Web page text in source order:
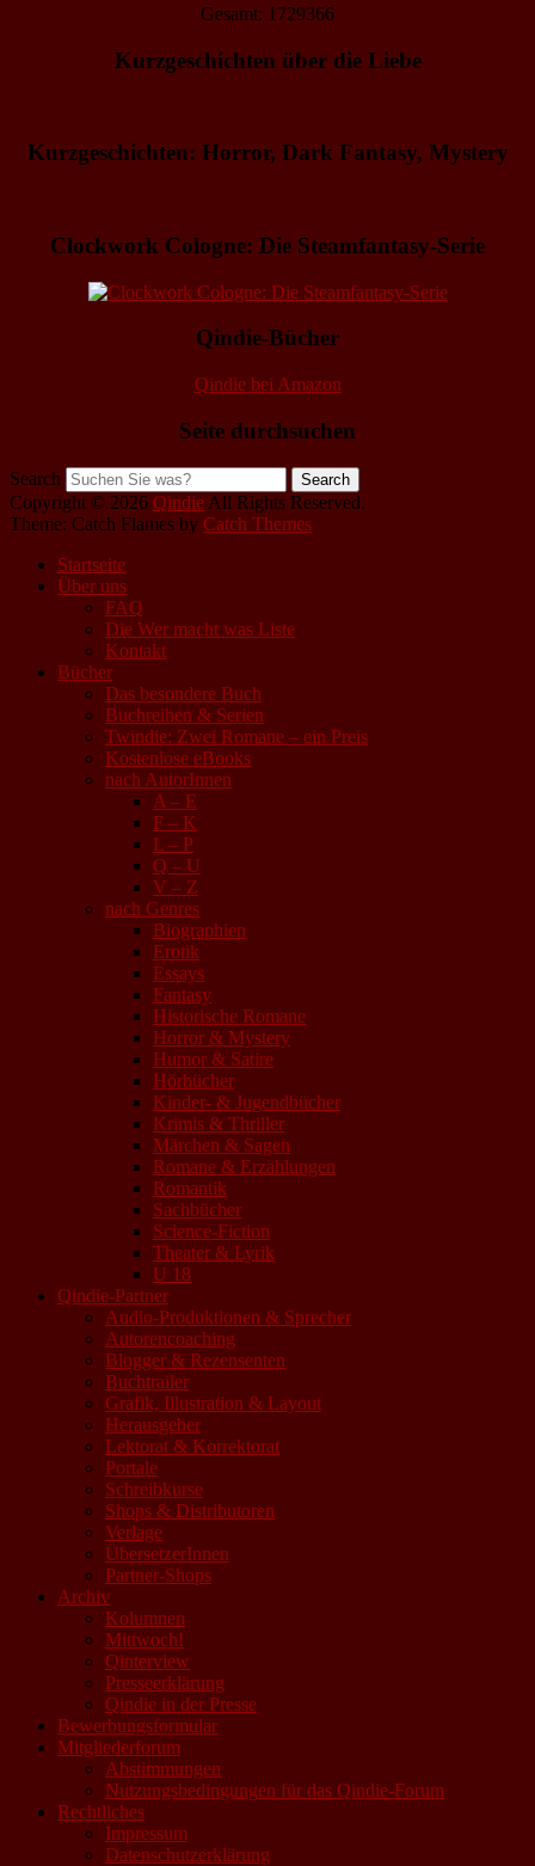
Gesamt: 1729366
Kurzgeschichten über die Liebe
Kurzgeschichten: Horror, Dark Fantasy, Mystery
Clockwork Cologne: Die Steamfantasy-Serie
Qindie-Bücher
Qindie bei Amazon
Seite durchsuchen
Search
Copyright © 2026 Qindie All Rights Reserved.
Theme: Catch Flames by Catch Themes
Startseite
Über uns
FAQ
Die Wer macht was Liste
Kontakt
Bücher
Das besondere Buch
Buchreihen & Serien
Twindie: Zwei Romane – ein Preis
Kostenlose eBooks
nach AutorInnen
A – E
F – K
L – P
Q – U
V – Z
nach Genres
Biographien
Erotik
Essays
Fantasy
Historische Romane
Horror & Mystery
Humor & Satire
Hörbücher
Kinder- & Jugendbücher
Krimis & Thriller
Märchen & Sagen
Romane & Erzählungen
Romantik
Sachbücher
Science-Fiction
Theater & Lyrik
U 18
Qindie-Partner
Audio-Produktionen & Sprecher
Autorencoaching
Blogger & Rezensenten
Buchtrailer
Grafik, Illustration & Layout
Herausgeber
Lektorat & Korrektorat
Portale
Schreibkurse
Shops & Distributoren
Verlage
ÜbersetzerInnen
Partner-Shops
Archiv
Kolumnen
Mittwoch!
Qinterview
Presseerklärung
Qindie in der Presse
Bewerbungsformular
Mitgliederforum
Abstimmungen
Nutzungsbedingungen für das Qindie-Forum
Rechtliches
Impressum
Datenschutzerklärung